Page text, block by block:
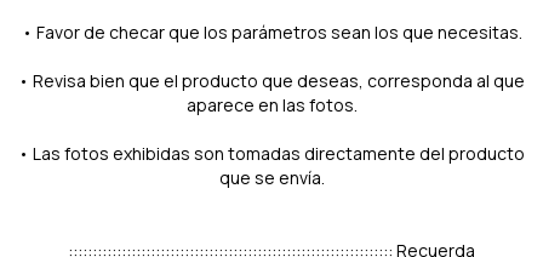
• Favor de checar que los parámetros sean los que necesitas.
• Revisa bien que el producto que deseas, corresponda al que
aparece en las fotos.
• Las fotos exhibidas son tomadas directamente del producto
que se envía.
::::::::::::::::::::::::::::::::::::::::::::::::::::::::::::::::::: Recuerda